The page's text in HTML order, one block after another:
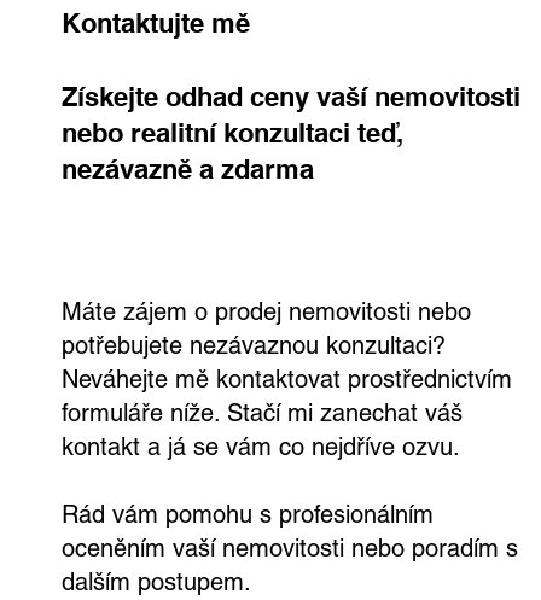
Získejte odhad ceny vaší nemovitosti
nebo realitní konzultaci teď,
Máte zájem o prodej nemovitosti nebo
potřebujete nezávaznou konzultaci?
Neváhejte mě kontaktovat prostřednictvím
formuláře níže. Stačí mi zanechat váš
Rád vám pomohu s profesionálním
oceněním vaší nemovitosti nebo poradím s